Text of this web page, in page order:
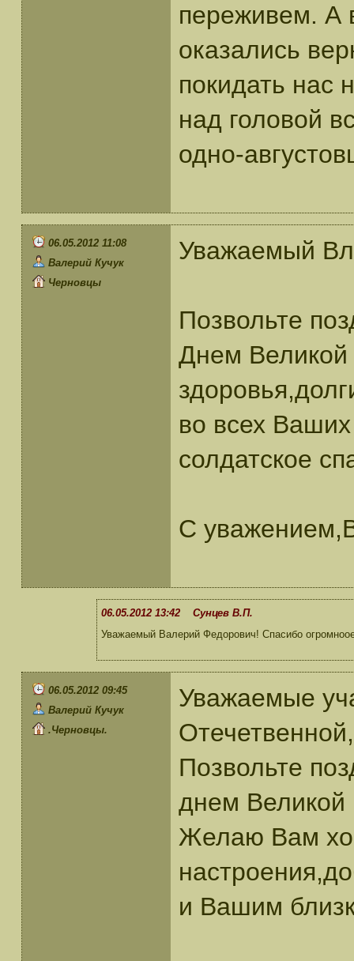
переживем. А
оказались
покидать нас
над головой
одно-
06.05.2012 11:08
Валерий Кучук
Черновцы
Уважаемый
Позвольте
Днем
во всех
солдатское
С
06.05.2012 13:42 Сунцев В.П.
Уважаемый Валерий Федорович! Спасибо
06.05.2012 09:45
Валерий Кучук
.Черновцы.
Уважаемые
Позвольте
днем
Желаю Вам
и Вашим